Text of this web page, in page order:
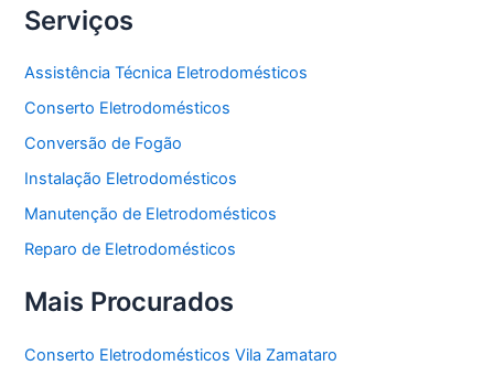
Serviços
Assistência Técnica Eletrodomésticos
Conserto Eletrodomésticos
Conversão de Fogão
Instalação Eletrodomésticos
Manutenção de Eletrodomésticos
Reparo de Eletrodomésticos
Mais Procurados
Conserto Eletrodomésticos Vila Zamataro